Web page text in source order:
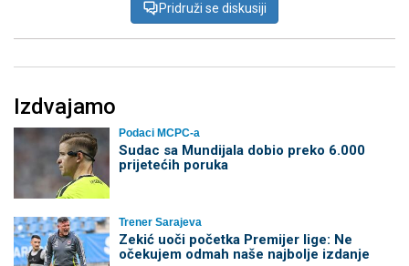
Pridruži se diskusiji
Izdvajamo
Podaci MCPC-a
Sudac sa Mundijala dobio preko 6.000
prijetećih poruka
Trener Sarajeva
Zekić uoči početka Premijer lige: Ne
očekujem odmah naše najbolje izdanje